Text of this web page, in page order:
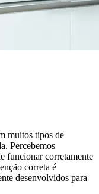
muitos tipos de
Percebemos
funcionar corretamente
correta é
desenvolvidos para